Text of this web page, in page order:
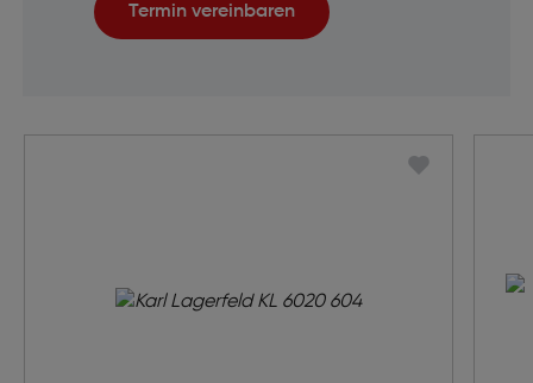
Termin vereinbaren